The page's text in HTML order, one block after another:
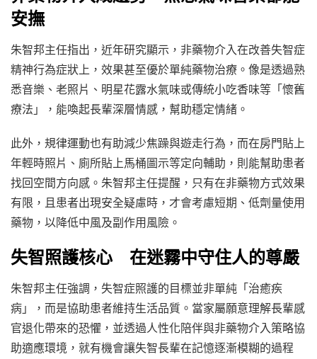
安撫
朱智邦主任指出，近年研究顯示，非藥物介入在改善失智症
精神行為症狀上，效果甚至優於單純藥物治療。像是透過熟
悉音樂、老照片、明星花露水氣味或傳統小吃香味等「懷舊
療法」，能喚起長輩深層情感，幫助穩定情緒。
此外，規律運動也有助減少焦躁與遊走行為，而在房門貼上
年輕時照片、廁所貼上馬桶圖示等定向輔助，則能幫助患者
找回空間方向感。朱智邦主任提醒，只有在非藥物方式效果
有限，且患者出現安全疑慮時，才會考慮短期、低劑量使用
藥物，以降低中風及副作用風險。
失智照護核心 在迷霧中守住人的尊嚴
朱智邦主任強調，失智症照護的目標並非單純「治癒疾
病」，而是協助患者維持生活品質。當家屬願意理解長輩感
官退化帶來的恐懼，並透過人性化陪伴與非藥物介入策略協
助適應環境，就有機會讓失智長輩在記憶逐漸模糊的過程